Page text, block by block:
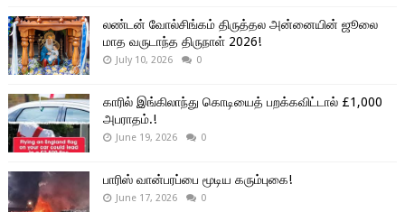
லண்டன் வோல்சிங்கம் திருத்தல அன்னையின் ஜூலை
மாத வருடாந்த திருநாள் 2026!
July 10, 2026 0
காரில் இங்கிலாந்து கொடியைத் பறக்கவிட்டால் £1,000
அபராதம்.!
June 19, 2026 0
பாரிஸ் வான்பரப்பை மூடிய கரும்புகை!
June 17, 2026 0